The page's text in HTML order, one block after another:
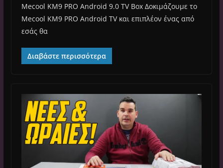
Mecool KM9 PRO Android 9.0 TV Box Δοκιμάζουμε το
Mecool KM9 PRO Android TV και επιπλέον ένας από
εσάς θα
Διαβάστε περισσότερα